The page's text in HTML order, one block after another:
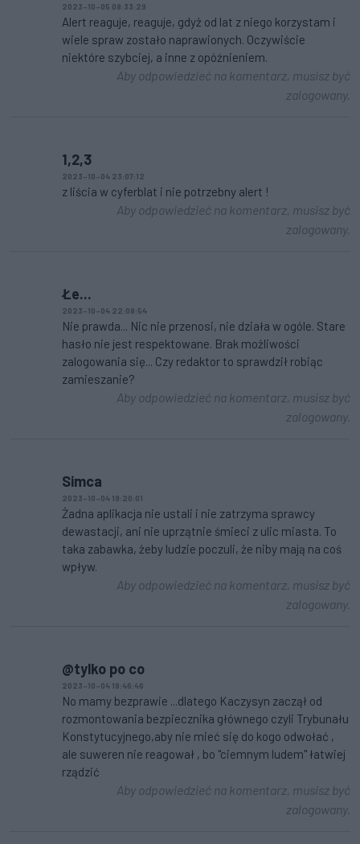
2023-10-05 08:33:29
Alert reaguje, reaguje, gdyż od lat z niego korzystam i
wiele spraw zostało naprawionych. Oczywiście
niektóre szybciej, a inne z opóźnieniem.
Aby odpowiedzieć na komentarz, musisz być
zalogowany.
1,2,3
2023-10-04 23:07:12
z liścia w cyferblat i nie potrzebny alert !
Aby odpowiedzieć na komentarz, musisz być
zalogowany.
Łe...
2023-10-04 22:08:54
Nie prawda... Nic nie przenosi, nie działa w ogóle. Stare
hasło nie jest respektowane. Brak możliwości
zalogowania się... Czy redaktor to sprawdził robiąc
zamieszanie?
Aby odpowiedzieć na komentarz, musisz być
zalogowany.
Simca
2023-10-04 19:20:01
Żadna aplikacja nie ustali i nie zatrzyma sprawcy
dewastacji, ani nie uprzątnie śmieci z ulic miasta. To
taka zabawka, żeby ludzie poczuli, że niby mają na coś
wpływ.
Aby odpowiedzieć na komentarz, musisz być
zalogowany.
@tylko po co
2023-10-04 18:46:46
No mamy bezprawie ...dlatego Kaczysyn zaczął od
rozmontowania bezpiecznika głównego czyli Trybunału
Konstytucyjnego,aby nie mieć się do kogo odwołać ,
ale suweren nie reagował , bo "ciemnym ludem" łatwiej
rządzić
Aby odpowiedzieć na komentarz, musisz być
zalogowany.